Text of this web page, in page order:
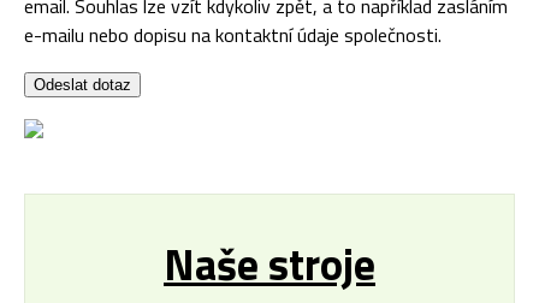
email. Souhlas lze vzít kdykoliv zpět, a to například zasláním
e-mailu nebo dopisu na kontaktní údaje společnosti.
Odeslat dotaz
Naše stroje